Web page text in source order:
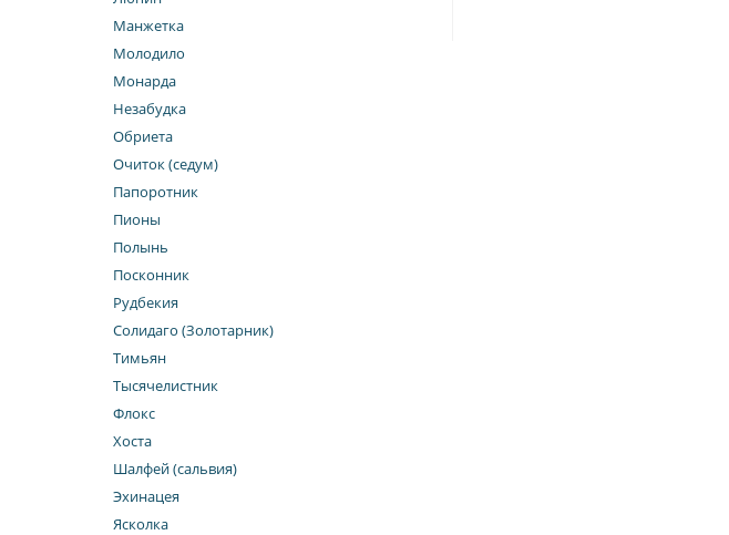
Манжетка
Молодило
Монарда
Незабудка
Обриета
Очиток (седум)
Папоротник
Пионы
Полынь
Посконник
Рудбекия
Солидаго (Золотарник)
Тимьян
Тысячелистник
Флокс
Хоста
Шалфей (сальвия)
Эхинацея
Ясколка